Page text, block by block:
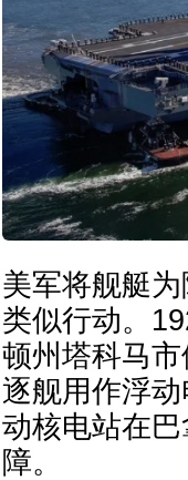
美军将舰艇
类似行动。
顿州塔科马
逐舰用作浮
动核电站在
障。